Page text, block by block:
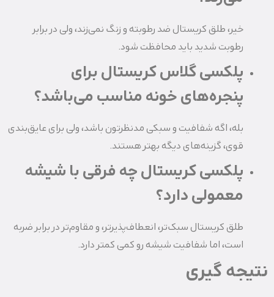
خیر، طلق کریستال ضد رطوبته و زنگ نمی‌زند، ولی در برابر
رطوبت شدید باید محافظت شود.
پلکسی گلاس کریستال برای
پنجره‌های خونه مناسب می‌باشد؟
بله، اگه شفافیت و سبکی مدنظرتون باشد، ولی برای عایق‌بندی
قوی، گزینه‌های دیگه بهتر هستند.
پلکسی کریستال چه فرقی با شیشه
معمولی دارد؟
طلق کریستال سبک‌تر، انعطاف‌پذیرتر، و مقاوم‌تر در برابر ضربه
است، اما شفافیت شیشه رو کمی کمتر دارد.
نتیجه‌ گیری